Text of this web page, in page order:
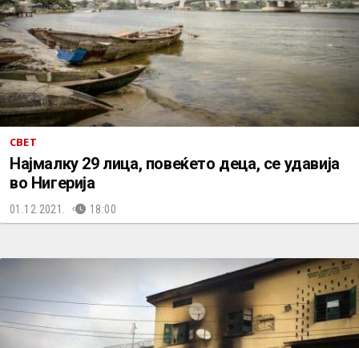
СВЕТ
Најмалку 29 лица, повеќето деца, се удавија
во Нигерија
01.12.2021. 18:00